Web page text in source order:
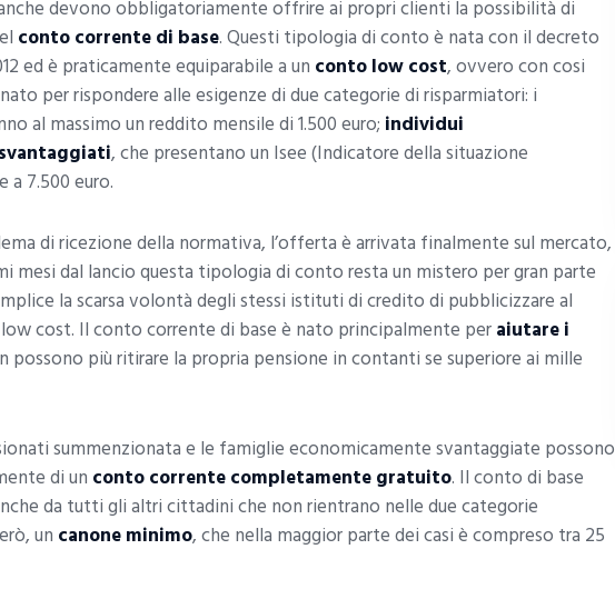
devono obbligatoriamente offrire ai propri clienti la possibilità di
conto corrente di base. Questi tipologia di conto è nata con il decreto
ed è praticamente equiparabile a un conto low cost, ovvero con cosi
per rispondere alle esigenze di due categorie di risparmiatori: i
al massimo un reddito mensile di 1.500 euro; individui
, che presentano un Isee (Indicatore della situazione
7.500 euro.
di ricezione della normativa, l’offerta è arrivata finalmente sul mercato,
mesi dal lancio questa tipologia di conto resta un mistero per gran parte
la scarsa volontà degli stessi istituti di credito di pubblicizzare al
cost. Il conto corrente di base è nato principalmente peraiutare i
possono più ritirare la propria pensione in contanti se superiore ai mille
summenzionata e le famiglie economicamente svantaggiate possono
di un conto corrente completamente gratuito. Il conto di base
da tutti gli altri cittadini che non rientrano nelle due categorie
un canone minimo, che nella maggior parte dei casi è compreso tra 25